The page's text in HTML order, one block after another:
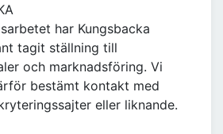
har Kungsbacka
tagit ställning till
och marknadsföring. Vi
bestämt kontakt med
eller liknande.